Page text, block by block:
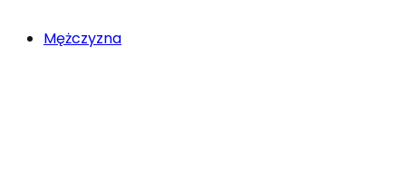
Mężczyzna